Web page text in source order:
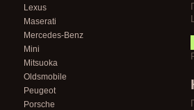
Lexus
Maserati
Mercedes-Benz
Mini
Mitsuoka
Oldsmobile
Peugeot
Porsche